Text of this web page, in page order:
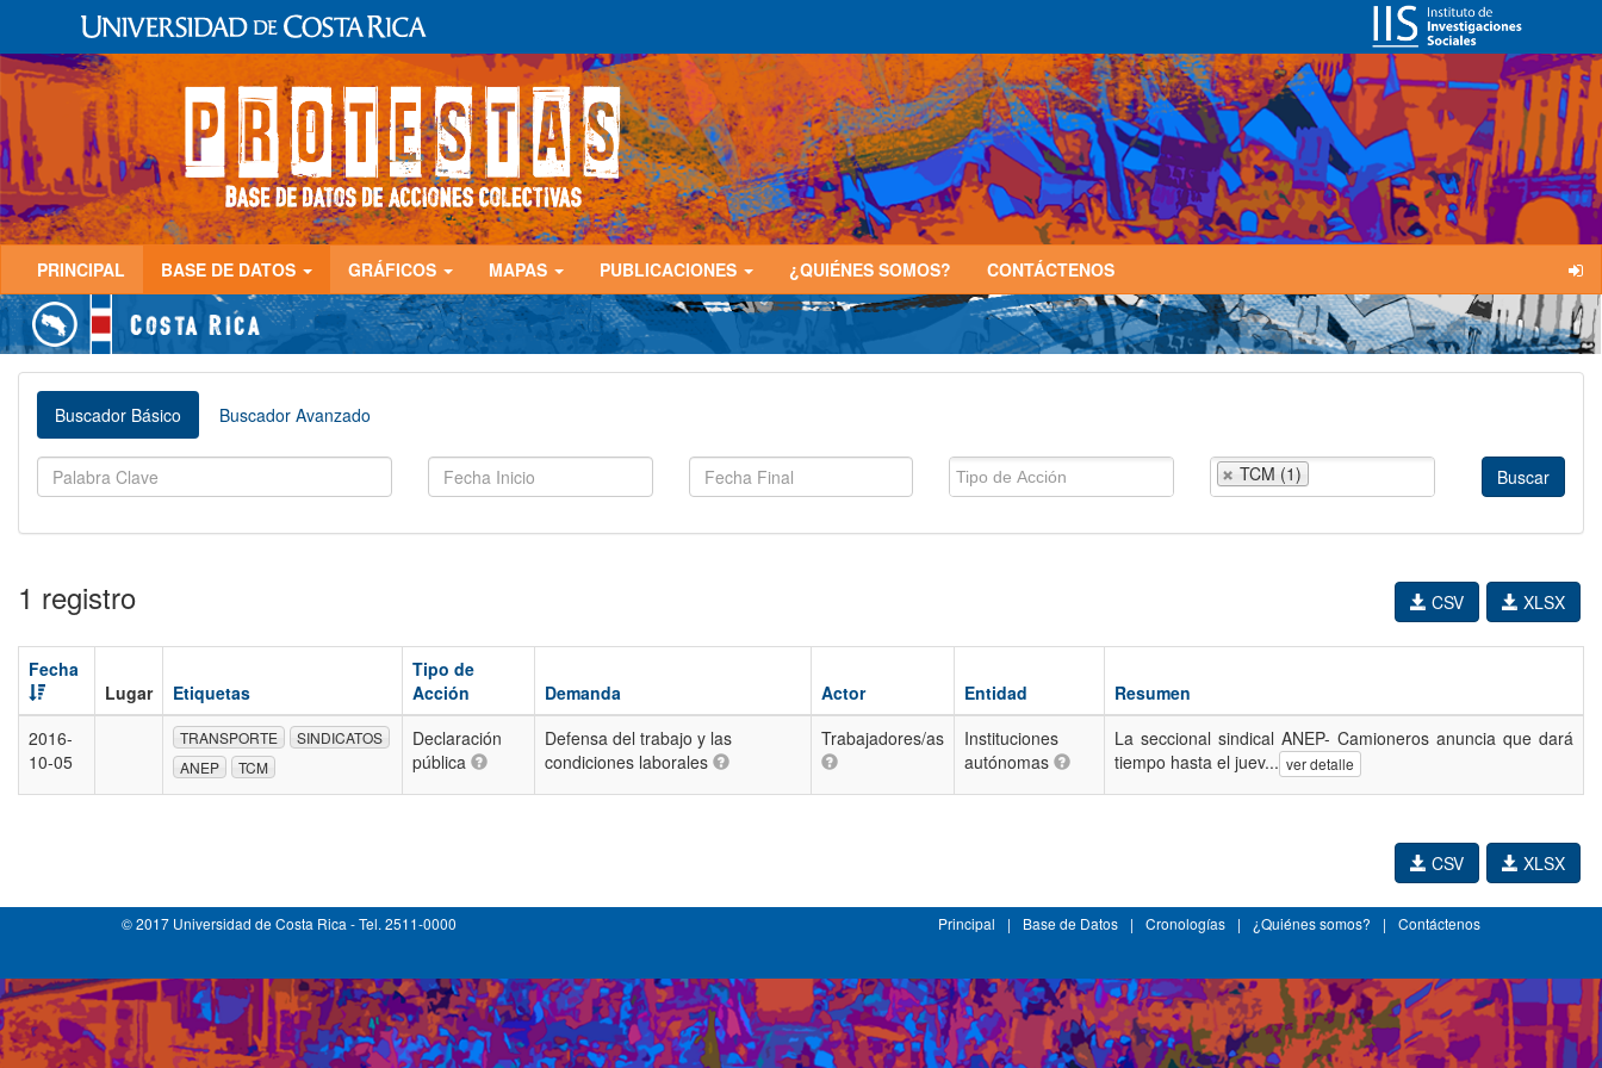
PRINCIPAL BASE DE DATOS GRÁFICOS MAPAS PUBLICACIONES ¿QUIÉNES SOMOS? CONTÁCTENOS
Buscador Básico Buscador Avanzado
TCM (1)
1 registro XLSX
CSV
Fecha
Lugar
Etiquetas
Tipo de
Acción
Demanda Actor Entidad
Resumen
2016-
10-05
TRANSPORTE
SINDICATOS
ANEP
TCM
Declaración
pública
Defensa del trabajo y las
condiciones laborales
Trabajadores/as
Instituciones
autónomas
La seccional sindical ANEP- Camioneros anuncia que dará
tiempo hasta el juev... ver detalle
XLSX
CSV
© 2017 Universidad de Costa Rica - Tel. 2511-0000 Principal | Base de Datos | Cronologías | ¿Quiénes somos? | Contáctenos